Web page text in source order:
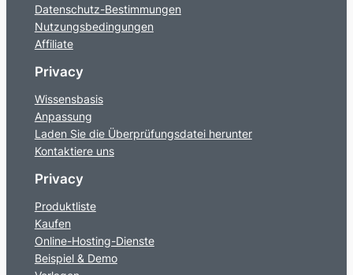
Datenschutz-Bestimmungen
Nutzungsbedingungen
Affiliate
Privacy
Wissensbasis
Anpassung
Laden Sie die Überprüfungsdatei herunter
Kontaktiere uns
Privacy
Produktliste
Kaufen
Online-Hosting-Dienste
Beispiel & Demo